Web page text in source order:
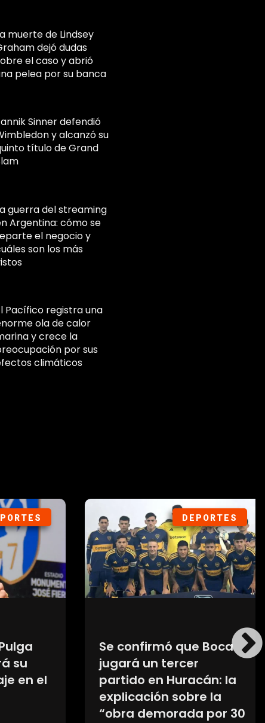
muerte de Lindsey
dejó dudas
el caso y abrió
pelea por su banca
Sinner defendió
y alcanzó su
título de Grand
guerra del streaming
Argentina: cómo se
el negocio y
son los más
Pacífico registra una
ola de calor
y crece la
por sus
climáticos
el
DEPORTES
Se confirmó que Boca
jugará un tercer
partido en Huracán: la
explicación sobre la
“obra demorada por 30